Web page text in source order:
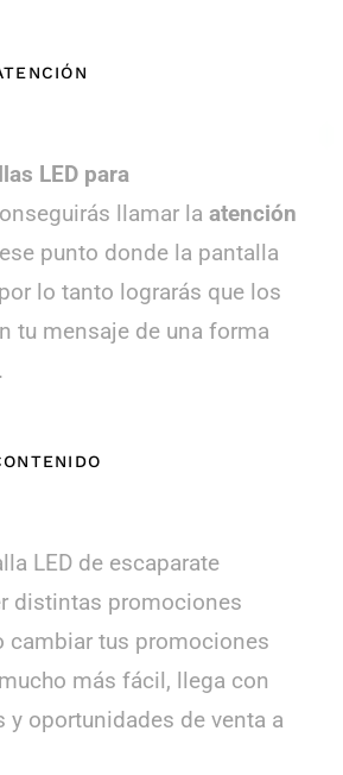
LED para
llamar la atención
punto donde la pantalla
lo tanto lograrás que los
tu mensaje de una forma
LED de escaparate
distintas promociones
cambiar tus promociones
más fácil, llega con
y oportunidades de venta a